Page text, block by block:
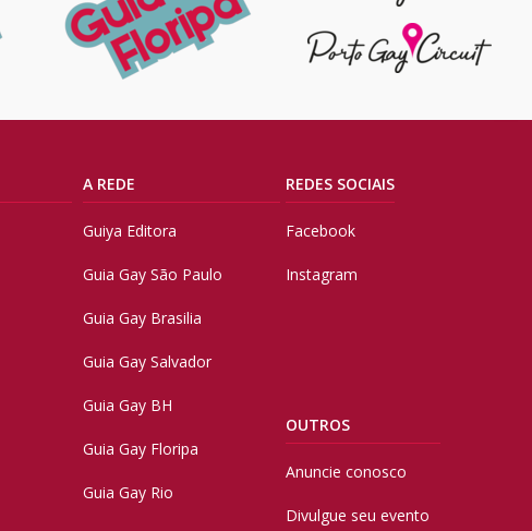
A REDE
Guiya Editora
Guia Gay São Paulo
Guia Gay Brasilia
Guia Gay Salvador
Guia Gay BH
Guia Gay Floripa
Guia Gay Rio
REDES SOCIAIS
Facebook
Instagram
OUTROS
Anuncie conosco
Divulgue seu evento